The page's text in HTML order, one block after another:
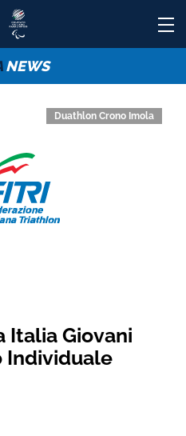
NEWS
Duathlon Crono Imola
Italia Giovani
Individuale